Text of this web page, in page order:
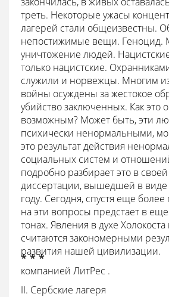
треть. Некоторые ужасы
лагерей стали общеизвестны.
непостижимые вещи. Геноцид.
уничтожение людей.
только нацистские.
служили и норвежцы. Многим
войны осуждены за жестокое
убийство заключенных. Как это
возможным? Может быть, эти
психически ненормальными,
это результат действия
социальных систем и
подробно разбирает это в
диссертации, вышедшей в виде
году. Сегодня, спустя еще более
на эти вопросы предстает в
тонах. Явления в духе
считаются закономерными
развития нашей цивилизации.
* * *
компанией ЛитРес .
II. Сербские лагеря